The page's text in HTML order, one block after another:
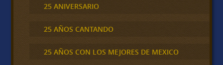
25 ANIVERSARIO
25 AÑOS CANTANDO
25 AÑOS CON LOS MEJORES DE MEXICO